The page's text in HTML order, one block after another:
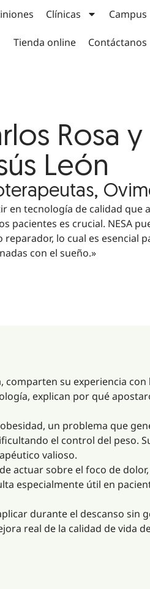
Clínicas Campus
Tienda online Contáctanos
Rosa
León
en tecnología de calidad que
pacientes es crucial. NESA
reparador, lo cual es esencial
con el sueño.»
su experiencia con
explican por qué
un problema que
el control del peso.
valioso.
actuar sobre el foco de
especialmente útil en
durante el descanso sin
real de la calidad de vida